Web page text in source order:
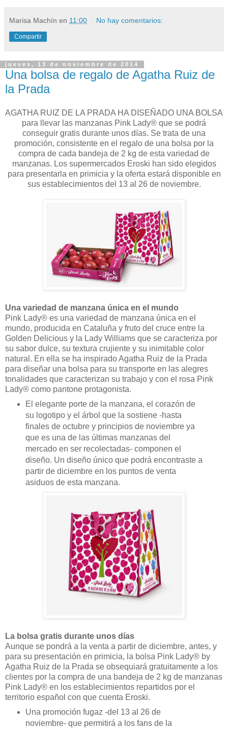
Marisa Machín en 11:00 No hay comentarios:
Compartir
jueves, 13 de noviembre de 2014
Una bolsa de regalo de Agatha Ruiz de
la Prada
AGATHA RUIZ DE LA PRADA HA DISEÑADO UNA BOLSA
para llevar las manzanas Pink Lady® que se podrá
conseguir gratis durante unos días. Se trata de una
promoción, consistente en el regalo de una bolsa por la
compra de cada bandeja de 2 kg de esta variedad de
manzanas. Los supermercados Eroski han sido elegidos
para presentarla en primicia y la oferta estará disponible en
sus establecimientos del 13 al 26 de noviembre.
Una variedad de manzana única en el mundo
Pink Lady® es una variedad de manzana única en el
mundo, producida en Cataluña y fruto del cruce entre la
Golden Delicious y la Lady Williams que se caracteriza por
su sabor dulce, su textura crujiente y su inimitable color
natural. En ella se ha inspirado Agatha Ruiz de la Prada
para diseñar una bolsa para su transporte en las alegres
tonalidades que caracterizan su trabajo y con el rosa Pink
Lady® como pantone protagonista.
El elegante porte de la manzana, el corazón de
su logotipo y el árbol que la sostiene -hasta
finales de octubre y principios de noviembre ya
que es una de las últimas manzanas del
mercado en ser recolectadas- componen el
diseño. Un diseño único que podrá encontraste a
partir de diciembre en los puntos de venta
asiduos de esta manzana.
La bolsa gratis durante unos días
Aunque se pondrá a la venta a partir de diciembre, antes, y
para su presentación en primicia, la bolsa Pink Lady® by
Agatha Ruiz de la Prada se obsequiará gratuitamente a los
clientes por la compra de una bandeja de 2 kg de manzanas
Pink Lady® en los establecimientos repartidos por el
territorio español con que cuenta Eroski.
Una promoción fugaz -del 13 al 26 de
noviembre- que permitirá a los fans de la